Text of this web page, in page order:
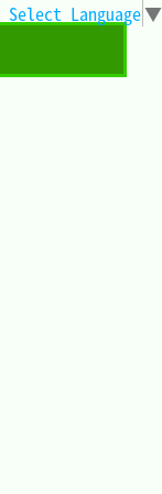
Select Language▼